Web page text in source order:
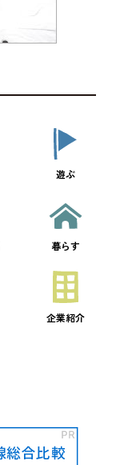
遊ぶ
暮らす
企業紹介